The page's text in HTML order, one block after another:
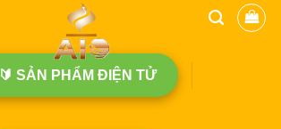
🔰 SẢN PHẨM ĐIỆN TỬ